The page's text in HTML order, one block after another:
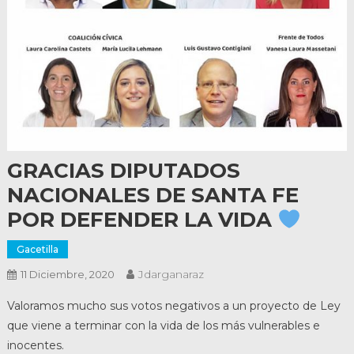
GRACIAS DIPUTADOS
NACIONALES DE SANTA FE
POR DEFENDER LA VIDA
Gacetilla
11 Diciembre, 2020 Jdarganaraz
Valoramos mucho sus votos negativos a un proyecto de Ley
que viene a terminar con la vida de los más vulnerables e
inocentes.